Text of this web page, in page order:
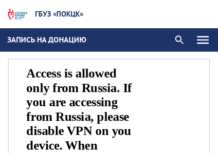
ГБУЗ «ПОКЦК»
ЗАПИСЬ НА ДОНАЦИЮ